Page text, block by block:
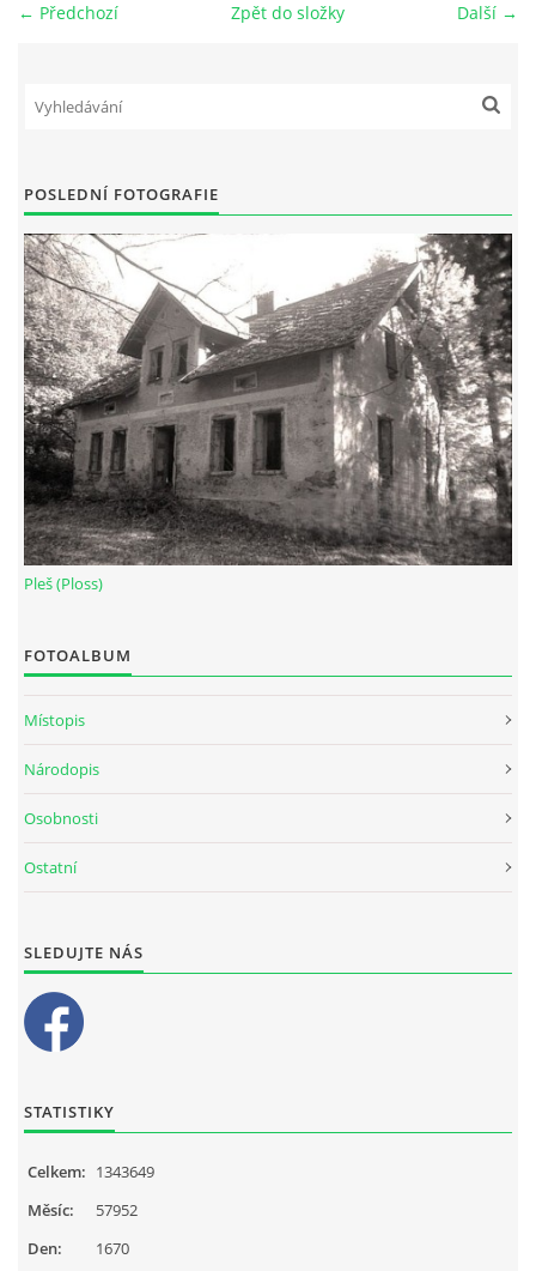
← Předchozí Další →
Zpět do složky
POSLEDNÍ FOTOGRAFIE
Pleš (Ploss)
FOTOALBUM
Místopis
Národopis
Osobnosti
Ostatní
SLEDUJTE NÁS
STATISTIKY
Celkem: 1343649
Měsíc:
57952
Den:
1670